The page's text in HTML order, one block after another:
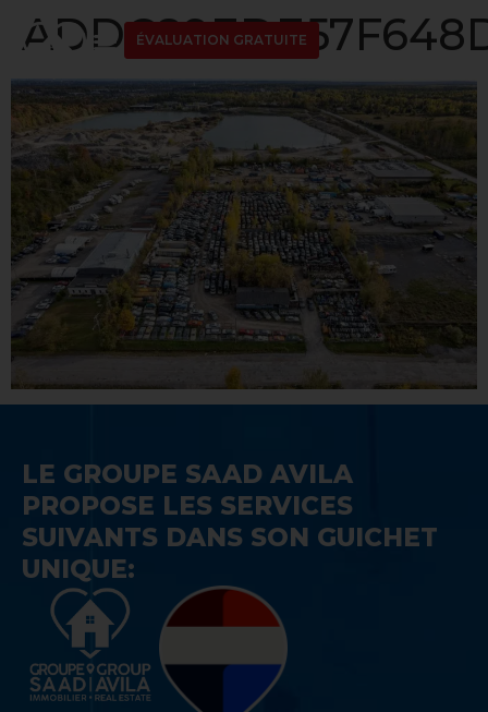
ÉVALUATION GRATUITE
LE GROUPE SAAD AVILA
PROPOSE LES SERVICES
SUIVANTS DANS SON GUICHET
UNIQUE: